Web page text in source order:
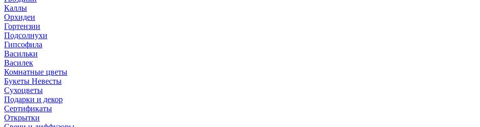
Каллы
Орхидеи
Гортензии
Подсолнухи
Гипсофила
Васильки
Василек
Комнатные цветы
Букеты Невесты
Сухоцветы
Подарки и декор
Сертификаты
Открытки